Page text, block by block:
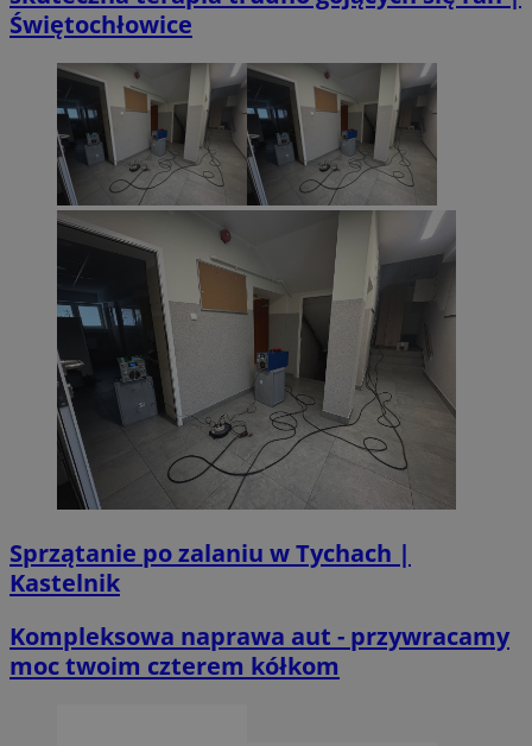
Świętochłowice
Sprzątanie po zalaniu w Tychach |
Kastelnik
Kompleksowa naprawa aut - przywracamy
moc twoim czterem kółkom